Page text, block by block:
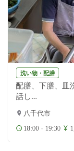
洗い物・配膳
配膳、下膳、皿
話し...
八千代市
18:00 - 19:30